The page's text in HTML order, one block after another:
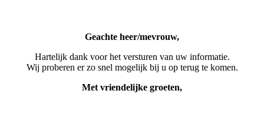
Geachte heer/mevrouw,
Hartelijk dank voor het versturen van uw informatie.
Wij proberen er zo snel mogelijk bij u op terug te komen.
Met vriendelijke groeten,